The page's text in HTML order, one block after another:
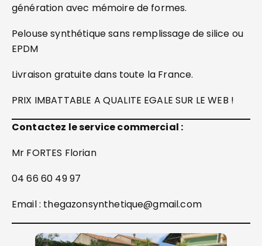
génération avec mémoire de formes.
Pelouse synthétique sans remplissage de silice ou
EPDM
Livraison gratuite dans toute la France.
PRIX IMBATTABLE A QUALITE EGALE SUR LE WEB !
Contactez le service commercial :
Mr FORTES Florian
04 66 60 49 97
Email : thegazonsynthetique@gmail.com